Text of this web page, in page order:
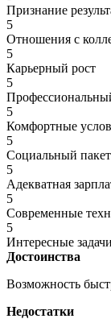
Признание
5
Отношения с
5
Карьерный рост
5
5
Комфортные
5
Социальный пакет
5
Адекватная
5
Современные
5
Интересные задачи
Достоинства
Возможность
Недостатки